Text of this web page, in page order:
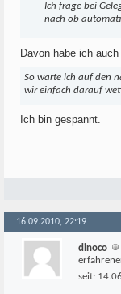
Ich frage bei
nach ob
Davon habe ich
So warte ich auf den
wir einfach darauf
Ich bin gespannt.
16.09.2010, 22:19
dinoco
seit: